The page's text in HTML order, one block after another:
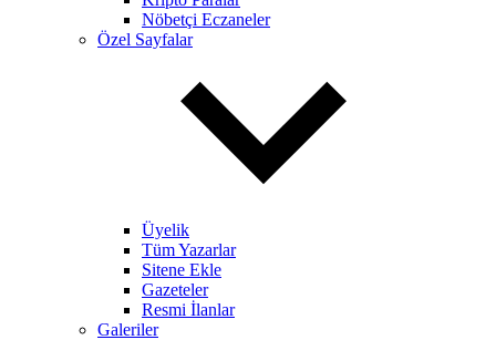
Nöbetçi Eczaneler
Özel Sayfalar
Üyelik
Tüm Yazarlar
Sitene Ekle
Gazeteler
Resmi İlanlar
Galeriler